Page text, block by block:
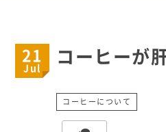
21
Jul コーヒーが
コーヒーについて